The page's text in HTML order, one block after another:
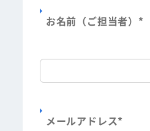
お名前（ご担当者） *
メールアドレス*